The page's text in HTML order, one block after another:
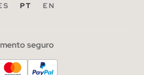
PT EN
seguro